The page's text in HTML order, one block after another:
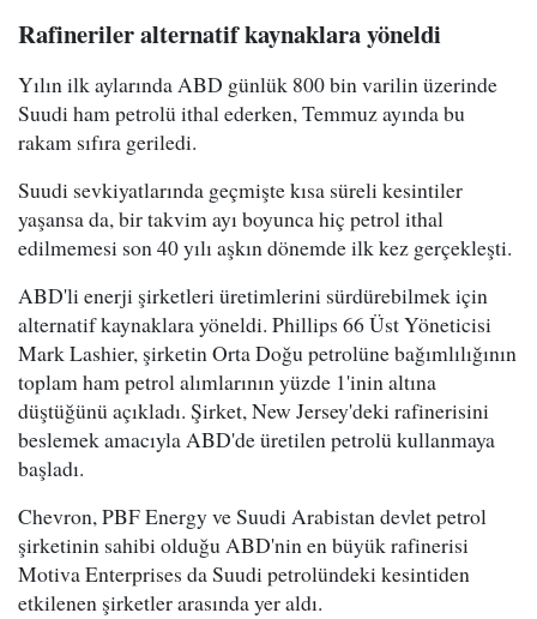
Rafineriler alternatif kaynaklara yöneldi
Yılın ilk aylarında ABD günlük 800 bin varilin üzerinde
Suudi ham petrolü ithal ederken, Temmuz ayında bu
rakam sıfıra geriledi.
Suudi sevkiyatlarında geçmişte kısa süreli kesintiler
yaşansa da, bir takvim ayı boyunca hiç petrol ithal
edilmemesi son 40 yılı aşkın dönemde ilk kez gerçekleşti.
ABD'li enerji şirketleri üretimlerini sürdürebilmek için
alternatif kaynaklara yöneldi. Phillips 66 Üst Yöneticisi
Mark Lashier, şirketin Orta Doğu petrolüne bağımlılığının
toplam ham petrol alımlarının yüzde 1'inin altına
düştüğünü açıkladı. Şirket, New Jersey'deki rafinerisini
beslemek amacıyla ABD'de üretilen petrolü kullanmaya
başladı.
Chevron, PBF Energy ve Suudi Arabistan devlet petrol
şirketinin sahibi olduğu ABD'nin en büyük rafinerisi
Motiva Enterprises da Suudi petrolündeki kesintiden
etkilenen şirketler arasında yer aldı.